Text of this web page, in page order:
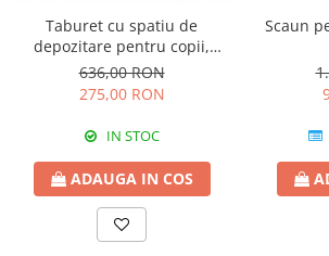
Taburet cu spatiu de
depozitare pentru copii,
Colectia Montessori
636,00 RON
275,00 RON
IN STOC
ADAUGA IN COS
Scaun